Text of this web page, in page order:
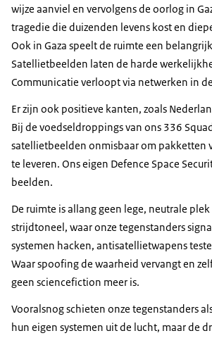
wijze aanviel en vervolgens de oorlog in
tragedie die duizenden levens kost en
Ook in Gaza speelt de ruimte een
Satellietbeelden laten de harde
Communicatie verloopt via netwerken in
Er zijn ook positieve kanten, zoals
Bij de voedseldroppings van ons 336
satellietbeelden onmisbaar om pakketten
te leveren. Ons eigen Defence Space
beelden.
De ruimte is allang geen lege, neutrale plek
strijdtoneel, waar onze tegenstanders
systemen hacken, antisatellietwapens
Waar spoofing de waarheid vervangt en
geen sciencefiction meer is.
Vooralsnog schieten onze tegenstanders
hun eigen systemen uit de lucht, maar de